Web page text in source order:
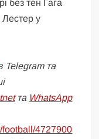
без тен Гага
у
Telegram та
та WhatsApp
football/4727900